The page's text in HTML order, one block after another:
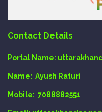
Contact Details
Portal Name:
Name: Ayush Raturi
Mobile: 7088882551